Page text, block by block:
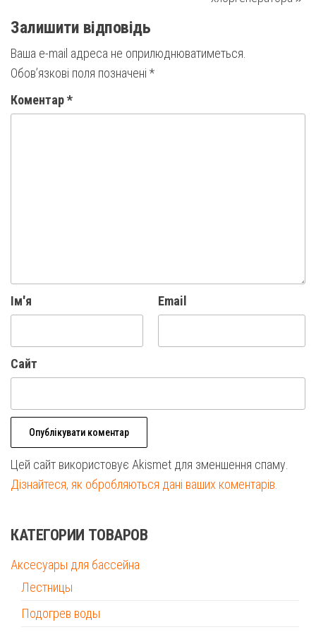
Залишити відповідь
Ваша e-mail адреса не оприлюднюватиметься.
Обов’язкові поля позначені *
Коментар*
Ім'я Email
Сайт
Цей сайт використовує Akismet для зменшення спаму.
Дізнайтеся, як обробляються дані ваших коментарів.
КАТЕГОРИИ ТОВАРОВ
Аксесуары для бассейна
Лестницы
Подогрев воды